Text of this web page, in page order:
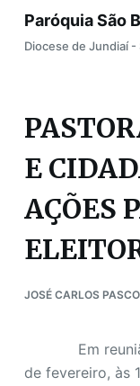
k
o
c
e
Paróquia São
Diocese de Jundiaí -
E
AÇÕES
JOSÉ CARLOS
Em reunião
de fevereiro, às